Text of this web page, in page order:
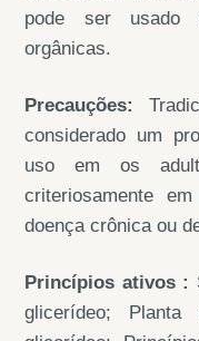
pode ser usado
orgânicas.
Precauções:
considerado um
uso em os
criteriosamente
doença crônica ou
Princípios ativos :
glicerídeo;